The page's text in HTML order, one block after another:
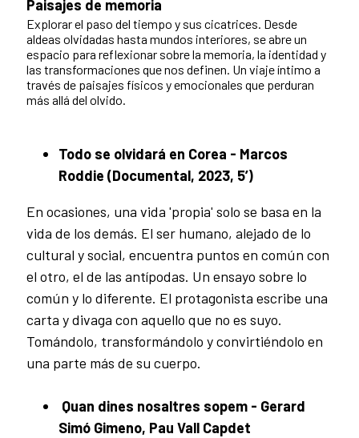
Paisajes de memoria
Explorar el paso del tiempo y sus cicatrices. Desde
aldeas olvidadas hasta mundos interiores, se abre un
espacio para reflexionar sobre la memoria, la identidad y
las transformaciones que nos definen. Un viaje íntimo a
través de paisajes físicos y emocionales que perduran
más allá del olvido.
Todo se olvidará en Corea - Marcos
Roddie (Documental, 2023, 5’)
En ocasiones, una vida 'propia' solo se basa en la
vida de los demás. El ser humano, alejado de lo
cultural y social, encuentra puntos en común con
el otro, el de las antípodas. Un ensayo sobre lo
común y lo diferente. El protagonista escribe una
carta y divaga con aquello que no es suyo.
Tomándolo, transformándolo y convirtiéndolo en
una parte más de su cuerpo.
Quan dines nosaltres sopem - Gerard
Simó Gimeno, Pau Vall Capdet